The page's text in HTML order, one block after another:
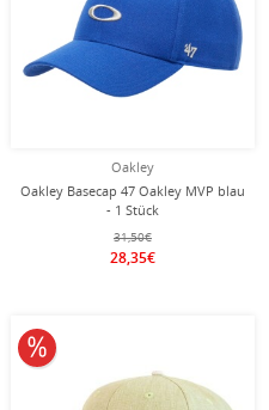
Oakley
Oakley Basecap 47 Oakley MVP blau
- 1 Stück
31,50€
28,35€
10% reduziert